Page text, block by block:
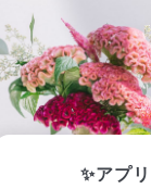
よくある質問
Q. 毎月自動でお花
に好きな花をご注文
✨アプ